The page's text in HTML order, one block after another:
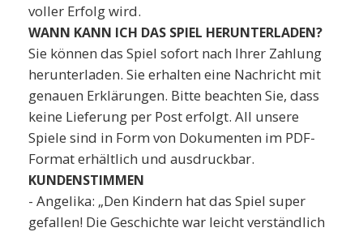
voller Erfolg wird.
WANN KANN ICH DAS SPIEL HERUNTERLADEN?
Sie können das Spiel sofort nach Ihrer Zahlung
herunterladen. Sie erhalten eine Nachricht mit
genauen Erklärungen. Bitte beachten Sie, dass
keine Lieferung per Post erfolgt. All unsere
Spiele sind in Form von Dokumenten im PDF-
Format erhältlich und ausdruckbar.
KUNDENSTIMMEN
- Angelika: „Den Kindern hat das Spiel super
gefallen! Die Geschichte war leicht verständlich